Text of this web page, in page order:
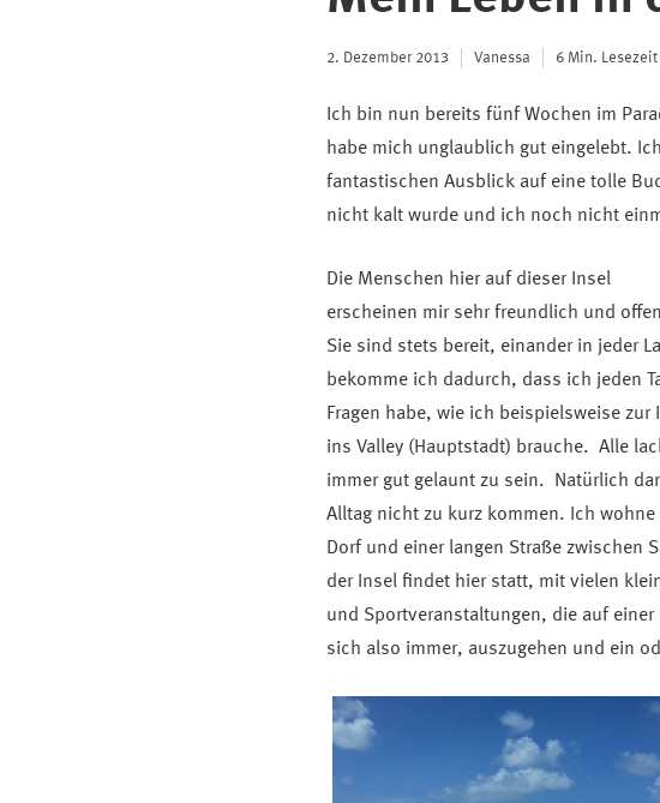
2. Dezember 2013 Vanessa 6 Min. Lesezeit
Ich bin nun bereits fünf Wochen im
habe mich unglaublich gut eingelebt.
fantastischen Ausblick auf eine tolle
nicht kalt wurde und ich noch nicht
Die Menschen hier auf dieser Insel
erscheinen mir sehr freundlich und
Sie sind stets bereit, einander in jeder
bekomme ich dadurch, dass ich jeden
Fragen habe, wie ich beispielsweise
ins Valley (Hauptstadt) brauche. Alle
immer gut gelaunt zu sein. Natürlich
Alltag nicht zu kurz kommen. Ich
Dorf und einer langen Straße zwischen
der Insel findet hier statt, mit vielen
und Sportveranstaltungen, die auf
sich also immer, auszugehen und ein